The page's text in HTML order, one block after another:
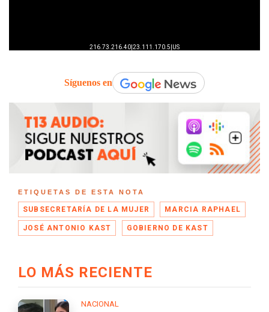
Síguenos en
ETIQUETAS DE ESTA NOTA
SUBSECRETARÍA DE LA MUJER MARCIA RAPHAEL
JOSÉ ANTONIO KAST GOBIERNO DE KAST
LO MÁS RECIENTE
NACIONAL